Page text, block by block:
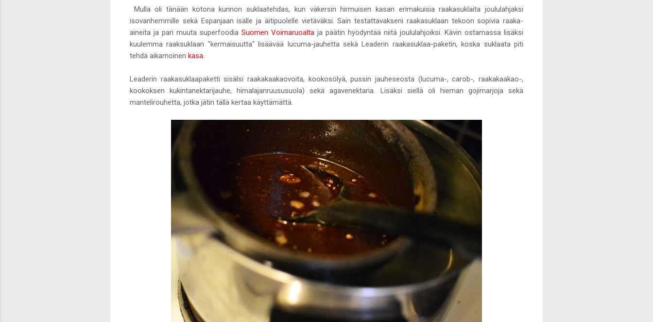
Mulla oli tänään kotona kunnon suklaatehdas, kun väkersin hirmuisen kasan erimakuisia raakasuklaita joululahjaksi
isovanhemmille sekä Espanjaan isälle ja äitipuolelle vietäväksi. Sain testattavakseni raakasuklaan tekoon sopivia raaka-
aineita ja pari muuta superfoodia Suomen Voimaruoalta ja päätin hyödyntää niitä joululahjoiksi. Kävin ostamassa lisäksi
kuulemma raaksuklaan "kermaisuutta" lisäävää lucuma-jauhetta sekä Leaderin raakasuklaa-paketin, koska suklaata piti
tehdä aikamoinen kasa
Leaderin raakasuklaapaketti sisälsi raakakaakaovoita, kookosölyä, pussin jauheseosta (lucuma-, carob-, raakakaakao-,
kookoksen kukintanektarijauhe, himalajanruususuola) sekä agavenektaria. Lisäksi siellä oli hieman gojimarjoja sekä
mantelirouhetta, jotka jätin tällä kertaa käyttämättä.